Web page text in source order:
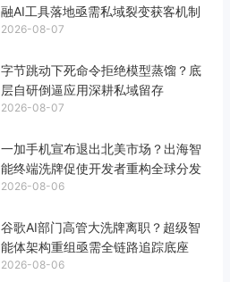
融AI工具落地亟需私域裂变获客机制
2026-08-07
字节跳动下死命令拒绝模型蒸馏？底
层自研倒逼应用深耕私域留存
2026-08-07
一加手机宣布退出北美市场？出海智
能终端洗牌促使开发者重构全球分发
2026-08-06
谷歌AI部门高管大洗牌离职？超级智
能体架构重组亟需全链路追踪底座
2026-08-06